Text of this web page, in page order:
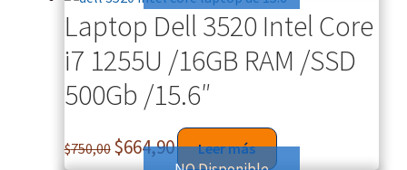
Laptop Dell 3520 Intel Core
i7 1255U /16GB RAM /SSD
500Gb /15.6″
$750,00 $664,90 Leer más